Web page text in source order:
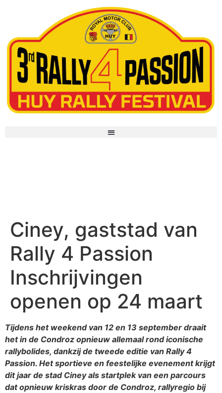
Ciney, gaststad van
Rally 4 Passion
Inschrijvingen
openen op 24 maart
Tijdens het weekend van 12 en 13 september draait
het in de Condroz opnieuw allemaal rond iconische
rallybolides, dankzij de tweede editie van Rally 4
Passion. Het sportieve en feestelijke evenement krijgt
dit jaar de stad Ciney als startplek van een parcours
dat opnieuw kriskras door de Condroz, rallyregio bij